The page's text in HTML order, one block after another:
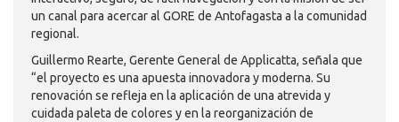
un canal para acercar al GORE de Antofagasta a la comunidad
regional.
Guillermo Rearte, Gerente General de Applicatta, señala que
“el proyecto es una apuesta innovadora y moderna. Su
renovación se refleja en la aplicación de una atrevida y
cuidada paleta de colores y en la reorganización de